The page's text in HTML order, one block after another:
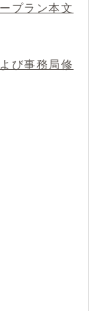
プラン本文
び事務局修